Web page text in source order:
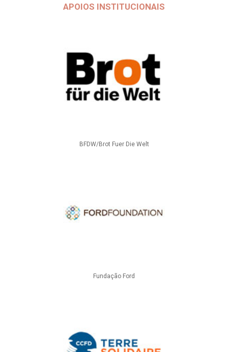
APOIOS INSTITUCIONAIS
BFDW/Brot Fuer Die Welt
Fundação Ford